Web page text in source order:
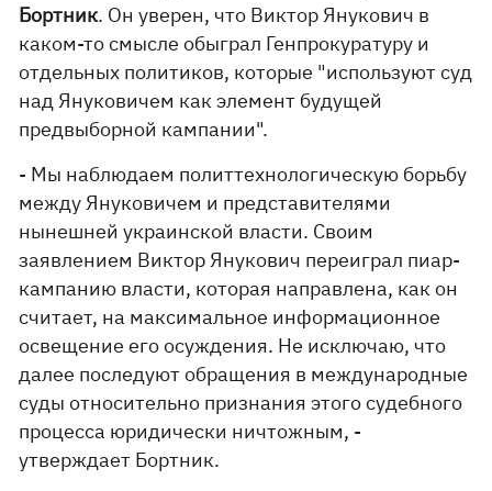
Бортник. Он уверен, что Виктор Янукович в
каком-то смысле обыграл Генпрокуратуру и
отдельных политиков, которые "используют суд
над Януковичем как элемент будущей
предвыборной кампании".
- Мы наблюдаем политтехнологическую борьбу
между Януковичем и представителями
нынешней украинской власти. Своим
заявлением Виктор Янукович переиграл пиар-
кампанию власти, которая направлена, как он
считает, на максимальное информационное
освещение его осуждения. Не исключаю, что
далее последуют обращения в международные
суды относительно признания этого судебного
процесса юридически ничтожным, -
утверждает Бортник.